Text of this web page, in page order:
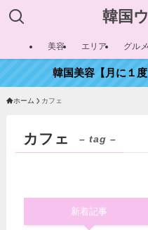
韓国
美容 エリア グルメ
韓国美容【月に１
ホーム カフェ
カフェ – tag –
新着記事